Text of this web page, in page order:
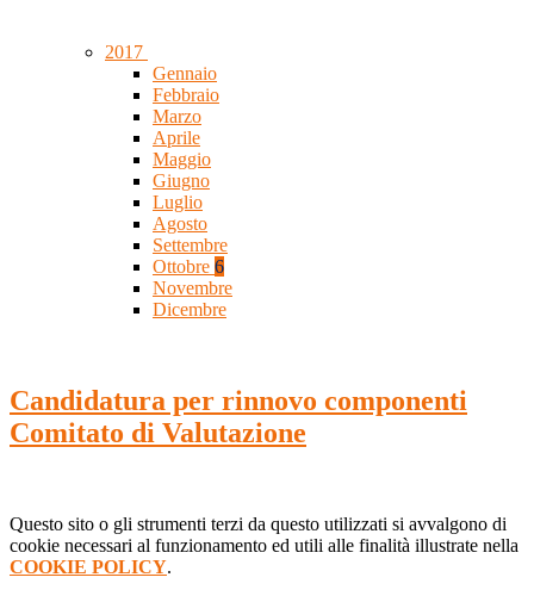
2017
Gennaio
Febbraio
Marzo
Aprile
Maggio
Giugno
Luglio
Agosto
Settembre
Ottobre 6
Novembre
Dicembre
Candidatura per rinnovo componenti
Comitato di Valutazione
Questo sito o gli strumenti terzi da questo utilizzati si avvalgono di
cookie necessari al funzionamento ed utili alle finalità illustrate nella
COOKIE POLICY.